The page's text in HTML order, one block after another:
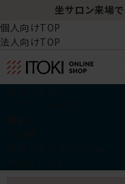
坐サロン来場で
個人向けTOP
法人向けTOP